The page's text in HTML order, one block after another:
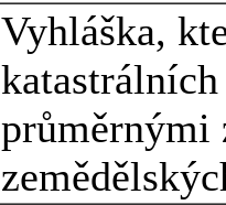
Vyhláška,
průměrnými